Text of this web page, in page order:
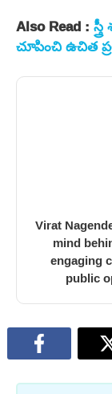
Also Read :
చూపించి ఉచిత
Virat
mind
engaging
public